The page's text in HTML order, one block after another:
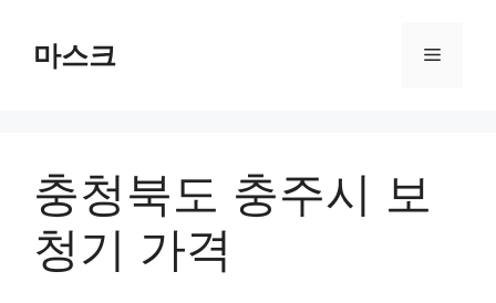
마스크 메
충청북도 충주시 보
청기 가격